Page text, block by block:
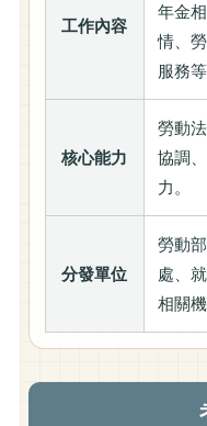
工作內容
年金
情、
服務等
核心能力
勞動
協調
力。
分發單位
勞動
處、
相關機